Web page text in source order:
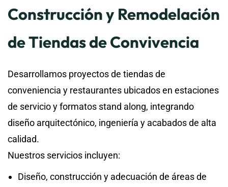
Construcción y Remodelación
de Tiendas de Convivencia
Desarrollamos proyectos de tiendas de
conveniencia y restaurantes ubicados en estaciones
de servicio y formatos stand along, integrando
diseño arquitectónico, ingeniería y acabados de alta
calidad.
Nuestros servicios incluyen:
Diseño, construcción y adecuación de áreas de